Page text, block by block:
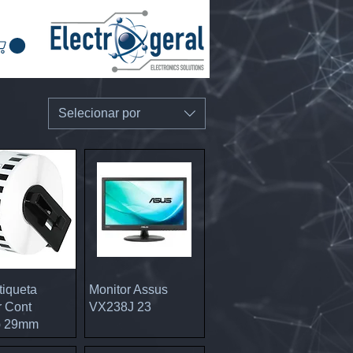
Selecionar por
rápida
Cont
29mm
Visualização rápida
Monitor Assus
VX238J 23